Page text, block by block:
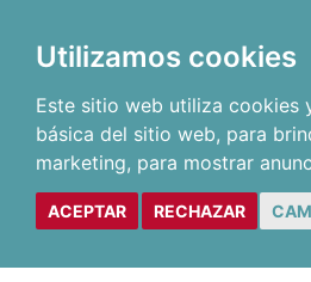
Utilizamos cookies
Este sitio web utiliza cookies
básica del sitio web, para
marketing, para mostrar
ACEPTAR RECHAZAR